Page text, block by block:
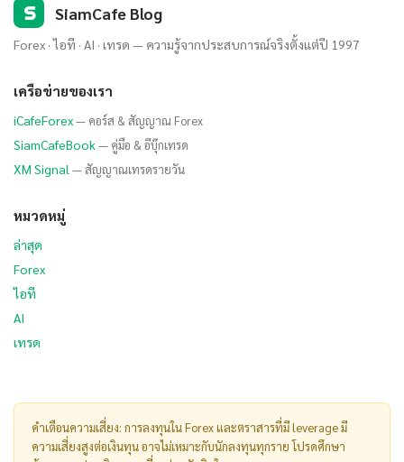
S SiamCafe Blog
Forex · ไอที · AI · เทรด — ความรู้จากประสบการณ์จริงตั้งแต่ปี 1997
เครือข่ายของเรา
iCafeForex— คอร์ส & สัญญาณ Forex
SiamCafeBook— คู่มือ & อีบุ๊กเทรด
XM Signal — สัญญาณเทรดรายวัน
หมวดหมู่
ล่าสุด
Forex
ไอที
AI
เทรด
คำเตือนความเสี่ยง: การลงทุนใน Forex และตราสารที่มี leverage มี
ความเสี่ยงสูงต่อเงินทุน อาจไม่เหมาะกับนักลงทุนทุกราย โปรดศึกษา